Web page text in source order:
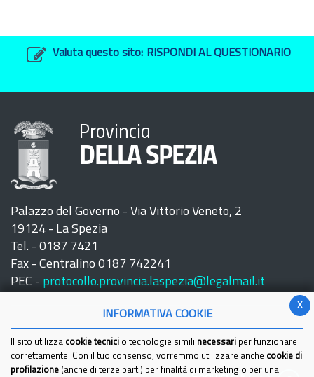
Valuta questo sito: RISPONDI AL QUESTIONARIO
Provincia
DELLA SPEZIA
Palazzo del Governo - Via Vittorio Veneto, 2
19124 - La Spezia
Tel. - 0187 7421
Fax - Centralino 0187 742241
PEC - protocollo.provincia.laspezia@legalmail.it
x
INFORMATIVA COOKIE
Il sito utilizza cookie tecnici o tecnologie simili necessari per funzionare
correttamente. Con il tuo consenso, vorremmo utilizzare anche cookie di
profilazione (anche di terze parti) per finalità di marketing o per una